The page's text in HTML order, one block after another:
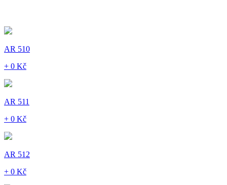
AR 510
+ 0 Kč
AR 511
+ 0 Kč
AR 512
+ 0 Kč